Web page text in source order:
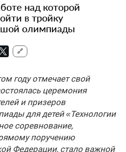
над которой
в тройку
олимпиады
🔗
году отмечает свой
церемония
и призеров
для детей «Технологии
соревнование,
поручению
Федерации, стало важной